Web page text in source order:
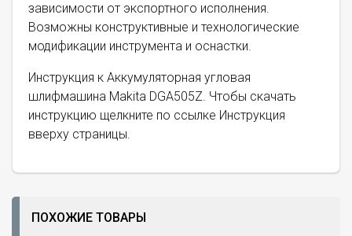
зависимости от экспортного исполнения.
Возможны конструктивные и технологические
модификации инструмента и оснастки.
Инструкция к Аккумуляторная угловая
шлифмашина Makita DGA505Z. Чтобы скачать
инструкцию щелкните по ссылке Инструкция
вверху страницы.
ПОХОЖИЕ ТОВАРЫ